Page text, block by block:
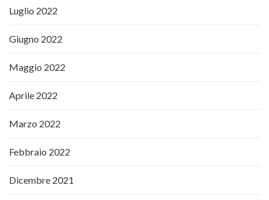
Luglio 2022
Giugno 2022
Maggio 2022
Aprile 2022
Marzo 2022
Febbraio 2022
Dicembre 2021